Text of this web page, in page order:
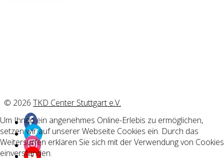
© 2026 TKD Center Stuttgart e.V.
Um Ihnen ein angenehmes Online-Erlebis zu ermöglichen,
setzen wir auf unserer Webseite Cookies ein. Durch das
Weitersurfen erklären Sie sich mit der Verwendung von Cookies
einverstanden.